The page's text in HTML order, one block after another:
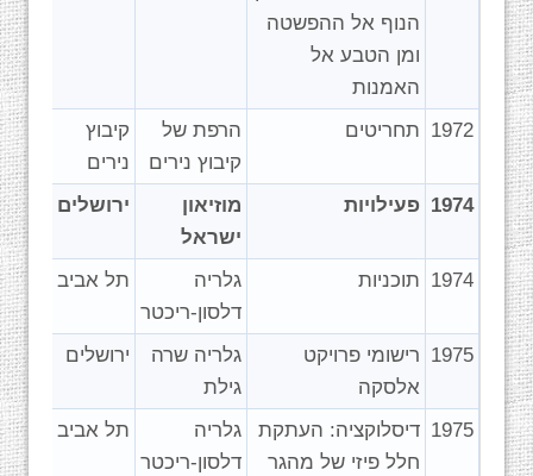
הנוף אל ההפשטה
ומן הטבע אל
האמנות
1972 תחריטים
הרפת של
קיבוץ נירים
קיבוץ
נירים
1974 פעילויות
מוזיאון
ישראל
ירושלים
1974 תוכניות
גלריה
דלסון-ריכטר
תל אביב
1975 רישומי פרויקט
אלסקה
גלריה שרה
גילת
ירושלים
1975 דיסלוקציה: העתקת
חלל פיזי של מהגר
גלריה
דלסון-ריכטר
תל אביב